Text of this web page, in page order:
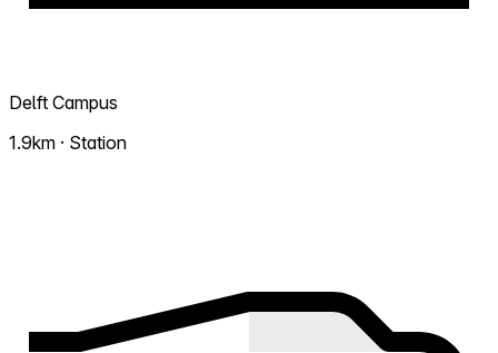
Delft Campus
1.9km · Station